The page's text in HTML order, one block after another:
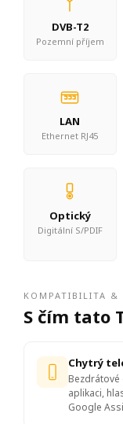
DVB-T2
Pozemní příjem
LAN
Ethernet RJ45
Optický
Digitální S/PDIF
KOMPATIBILITA &
S čím tato
Chytrý
aplikaci,
Google